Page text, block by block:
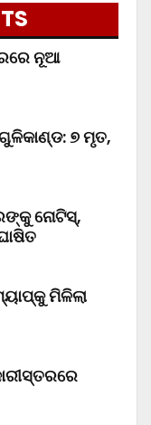
ନୂଆ
୭ ମୃତ,
ନୋଟିସ୍‌,
ମିଳିଲା